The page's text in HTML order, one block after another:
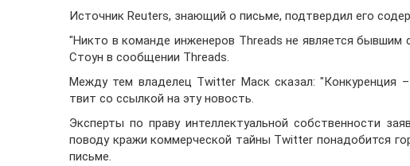
Источник Reuters, знающий о письме, подтвердил его
"Никто в команде инженеров Threads не является
Стоун в сообщении Threads.
Между тем владелец Twitter Маск сказал: "Конкуренция
твит со ссылкой на эту новость.
Эксперты по праву интеллектуальной собственности
поводу кражи коммерческой тайны Twitter понадобится
письме.